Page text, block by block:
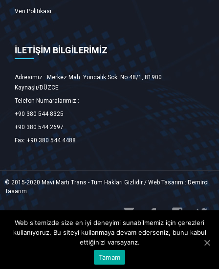
Veri Politikası
İLETİŞİM BİLGİLERİMİZ
Adresimiz : Merkez Mah. Yoncalık Sok. No:48/1, 81900
Kaynaşlı/DÜZCE ‎
Telefon Numaralarımız :
+90 380 544 8325
+90 380 544 2697
Fax: +90 380 544 4488
© 2015-2020 Mavi Martı Trans - Tüm Hakları Gizlidir / Web Tasarım : Demirci
Tasarım
   
Web sitemizde size en iyi deneyimi sunabilmemiz için çerezleri
kullanıyoruz. Bu siteyi kullanmaya devam ederseniz, bunu kabul
ettiğinizi varsayarız.
Tamam